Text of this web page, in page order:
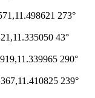
273°
43°
290°
239°